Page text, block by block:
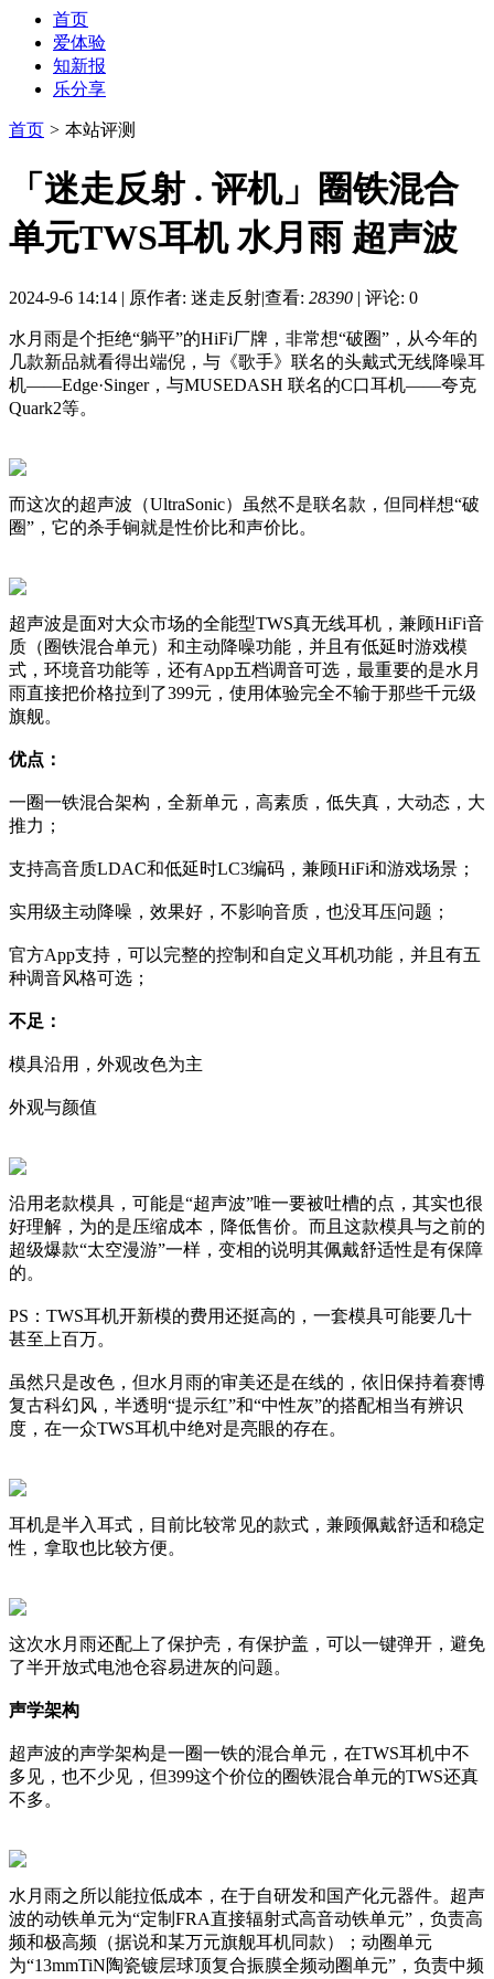
首页
爱体验
知新报
乐分享
首页 > 本站评测
「迷走反射 . 评机」圈铁混合
单元TWS耳机 水月雨 超声波
2024-9-6 14:14 | 原作者: 迷走反射|查看: 28390 | 评论: 0
水月雨是个拒绝“躺平”的HiFi厂牌，非常想“破圈”，从今年的
几款新品就看得出端倪，与《歌手》联名的头戴式无线降噪耳
机——Edge·Singer，与MUSEDASH 联名的C口耳机——夸克
Quark2等。
而这次的超声波（UltraSonic）虽然不是联名款，但同样想“破
圈”，它的杀手锏就是性价比和声价比。
超声波是面对大众市场的全能型TWS真无线耳机，兼顾HiFi音
质（圈铁混合单元）和主动降噪功能，并且有低延时游戏模
式，环境音功能等，还有App五档调音可选，最重要的是水月
雨直接把价格拉到了399元，使用体验完全不输于那些千元级
旗舰。
优点：
一圈一铁混合架构，全新单元，高素质，低失真，大动态，大
推力；
支持高音质LDAC和低延时LC3编码，兼顾HiFi和游戏场景；
实用级主动降噪，效果好，不影响音质，也没耳压问题；
官方App支持，可以完整的控制和自定义耳机功能，并且有五
种调音风格可选；
不足：
模具沿用，外观改色为主
外观与颜值
沿用老款模具，可能是“超声波”唯一要被吐槽的点，其实也很
好理解，为的是压缩成本，降低售价。而且这款模具与之前的
超级爆款“太空漫游”一样，变相的说明其佩戴舒适性是有保障
的。
PS：TWS耳机开新模的费用还挺高的，一套模具可能要几十
甚至上百万。
虽然只是改色，但水月雨的审美还是在线的，依旧保持着赛博
复古科幻风，半透明“提示红”和“中性灰”的搭配相当有辨识
度，在一众TWS耳机中绝对是亮眼的存在。
耳机是半入耳式，目前比较常见的款式，兼顾佩戴舒适和稳定
性，拿取也比较方便。
这次水月雨还配上了保护壳，有保护盖，可以一键弹开，避免
了半开放式电池仓容易进灰的问题。
声学架构
超声波的声学架构是一圈一铁的混合单元，在TWS耳机中不
多见，也不少见，但399这个价位的圈铁混合单元的TWS还真
不多。
水月雨之所以能拉低成本，在于自研发和国产化元器件。超声
波的动铁单元为“定制FRA直接辐射式高音动铁单元”，负责高
频和极高频（据说和某万元旗舰耳机同款）；动圈单元
为“13mmTiN陶瓷镀层球顶复合振膜全频动圈单元”，负责中频